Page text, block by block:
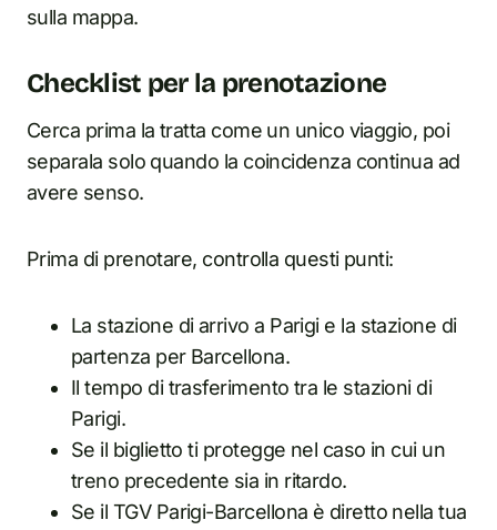
sulla mappa.
Checklist per la prenotazione
Cerca prima la tratta come un unico viaggio, poi
separala solo quando la coincidenza continua ad
avere senso.
Prima di prenotare, controlla questi punti:
La stazione di arrivo a Parigi e la stazione di
partenza per Barcellona.
Il tempo di trasferimento tra le stazioni di
Parigi.
Se il biglietto ti protegge nel caso in cui un
treno precedente sia in ritardo.
Se il TGV Parigi-Barcellona è diretto nella tua